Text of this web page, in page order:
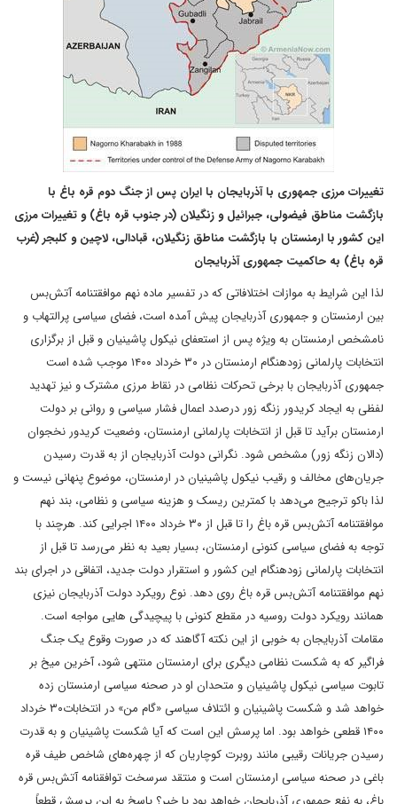
تغییرات مرزی جمهوری با آذربایجان با ایران پس از جنگ دوم قره باغ با
بازگشت مناطق فیضولی، جبرائیل و زنگیلان (در جنوب قره باغ) و تغییرات مرزی
این کشور با ارمنستان با بازگشت مناطق زنگیلان، قبادالی، لاچین و کلبجر (غرب
قره باغ) به حاکمیت جمهوری آذربایجان
لذا این شرایط به موازات اختلافاتی که در تفسیر ماده نهم موافقتنامه ‌‌آتش‌بس
بین ارمنستان و جمهوری آذربایجان پیش آمده است، فضای سیاسی پرالتهاب و
نامشخص ارمنستان به ویژه پس از استعفای نیکول پاشینیان و قبل از برگزاری
انتخابات پارلمانی زودهنگام ارمنستان در ۳۰ خرداد‌‌ ۱۴۰۰ موجب شده است
جمهوری آذربایجان با برخی تحرکات نظامی در نقاط مرزی مشترک و نیز تهدید
لفظی به ایجاد کریدور زنگه زور درصدد اعمال فشار سیاسی و روانی بر دولت
ارمنستان برآید تا قبل از انتخابات پارلمانی ارمنستان، وضعیت کریدور نخجوان
(دالان زنگه زور) مشخص شود. نگرانی دولت آذربایجان از به قدرت رسیدن
جریان‌های مخالف و رقیب نیکول پاشینیان در ارمنستان، موضوع پنهانی نیست و
لذا باکو ترجیح می‌دهد با کمترین ریسک و هزینه سیاسی و نظامی، بند نهم
موافقتنامه ‌‌آتش‌بس قره باغ را تا قبل از ۳۰ خرداد ۱۴۰۰ اجرایی کند. هرچند با
توجه به فضای سیاسی کنونی ارمنستان، بسیار بعید به نظر می‌رسد تا قبل از
انتخابات پارلمانی زودهنگام این کشور و استقرار دولت جدید، اتفاقی در اجرای بند
نهم موافقتنامه ‌‌آتش‌بس قره باغ روی دهد. نوع رویکرد دولت آذربایجان نیزی
همانند رویکرد دولت روسیه در مقطع کنونی با پیچیدگی هایی مواجه است.
مقامات آذربایجان به خوبی از این نکته آگاهند که در صورت وقوع یک جنگ
فراگیر که به شکست نظامی دیگری برای ارمنستان منتهی شود، آخرین میخ بر
تابوت سیاسی نیکول پاشینیان و متحدان او در صحنه سیاسی ارمنستان زده
خواهد شد و شکست پاشینیان و ائتلاف سیاسی «گام من» در انتخابات۳۰ خرداد
۱۴۰۰‌‌ قطعی خواهد بود. اما پرسش این است که آیا شکست پاشینیان و به قدرت
رسیدن جریانات رقیبی مانند روبرت کوچاریان که از چهره‌های شاخص طیف قره
باغی در صحنه سیاسی ارمنستان است و منتقد سرسخت توافقنامه ‌‌آتش‌بس قره